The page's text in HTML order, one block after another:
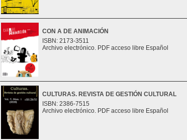
CON A DE ANIMACIÓN
ISBN: 2173-3511
Archivo electrónico. PDF acceso libre Español
CULTURAS. REVISTA DE GESTIÓN CULTURAL
ISBN: 2386-7515
Archivo electrónico. PDF acceso libre Español